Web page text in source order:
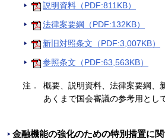
説明資料（PDF:811KB）
法律案要綱（PDF:132KB）
新旧対照条文（PDF:3,007KB）
参照条文（PDF:63,563KB）
注．
概要、説明資料、法律案要綱、
あくまで国会審議の参考用とし
金融機能の強化のための特別措置に